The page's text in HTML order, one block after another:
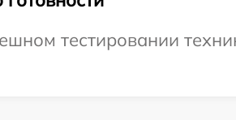
тестировании